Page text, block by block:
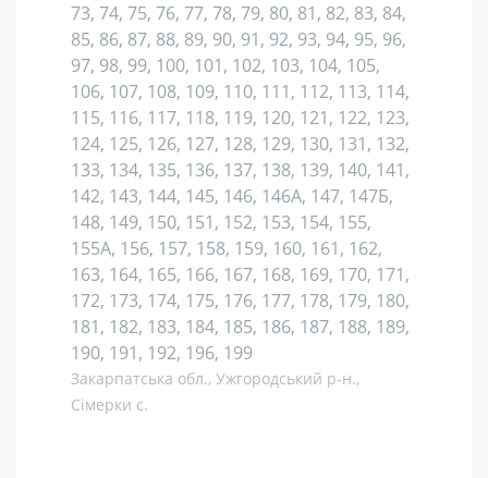
73, 74, 75, 76, 77, 78, 79, 80, 81, 82, 83, 84,
85, 86, 87, 88, 89, 90, 91, 92, 93, 94, 95, 96,
97, 98, 99, 100, 101, 102, 103, 104, 105,
106, 107, 108, 109, 110, 111, 112, 113, 114,
115, 116, 117, 118, 119, 120, 121, 122, 123,
124, 125, 126, 127, 128, 129, 130, 131, 132,
133, 134, 135, 136, 137, 138, 139, 140, 141,
142, 143, 144, 145, 146, 146А, 147, 147Б,
148, 149, 150, 151, 152, 153, 154, 155,
155А, 156, 157, 158, 159, 160, 161, 162,
163, 164, 165, 166, 167, 168, 169, 170, 171,
172, 173, 174, 175, 176, 177, 178, 179, 180,
181, 182, 183, 184, 185, 186, 187, 188, 189,
190, 191, 192, 196, 199
Закарпатська обл., Ужгородський р-н.,
Сімерки с.